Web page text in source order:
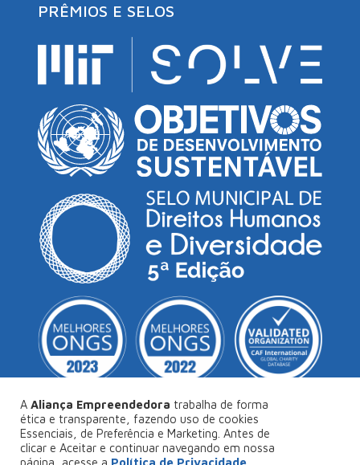
PRÊMIOS E SELOS
© Copyright 2026Aliança Empreendedora
A Aliança Empreendedora trabalha de forma
ética e transparente, fazendo uso de cookies
Essenciais, de Preferência e Marketing. Antes de
clicar e Aceitar e continuar navegando em nossa
página, acesse a Política de Privacidade